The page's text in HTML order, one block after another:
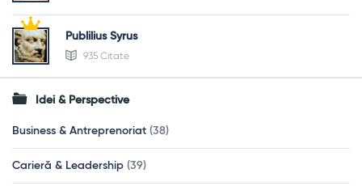
Publilius Syrus
935 Citate
Idei & Perspective
Business & Antreprenoriat (38)
Carieră & Leadership (39)